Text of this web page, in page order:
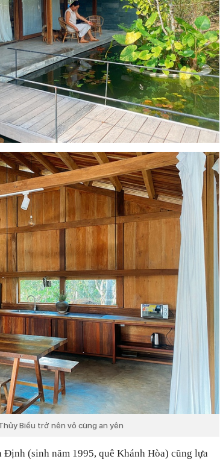
Biều trở nên vô cùng an yên
Định (sinh năm 1995, quê Khánh Hòa) cũng lựa